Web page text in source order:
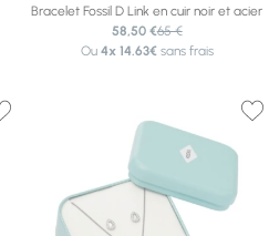
Bracelet Fossil D Link en cuir noir et acier
58,50 €65 €
Ou 4x 14.63€sans frais